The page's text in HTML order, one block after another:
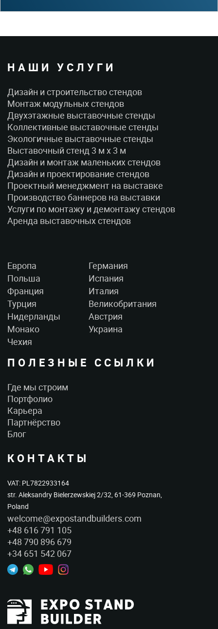
НАШИ УСЛУГИ
Дизайн и строительство стендов
Монтаж модульных стендов
Двухэтажные выставочные стенды
Коллективные выставочные стенды
Экологичные выставочные стенды
Выставочный стенд 3 м x 3 м
Дизайн и монтаж маленьких стендов
Дизайн и проектирование стендов
Проектный менеджмент на выставке
Производство баннеров на выставки
Услуги по монтажу и демонтажу стендов
Аренда выставочных стендов
Европа
Германия
Польша
Испания
Франция
Италия
Турция
Великобритания
Нидерланды
Австрия
Монако
Украина
Чехия
ПОЛЕЗНЫЕ ССЫЛКИ
Где мы строим
Портфолио
Карьера
Партнёрство
Блог
КОНТАКТЫ
VAT: PL7822933164
str. Aleksandry Bielerzewskiej 2/32, 61-369 Poznan,
Poland
welcome@expostandbuilders.com
+48 616 791 105
+48 790 896 679
+34 651 542 067